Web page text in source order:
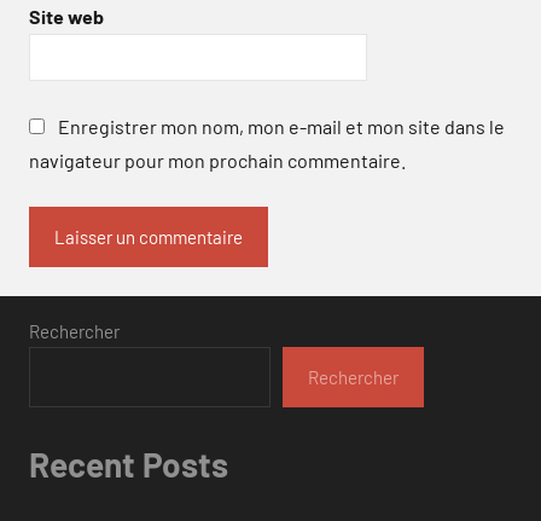
Site web
Enregistrer mon nom, mon e-mail et mon site dans le
navigateur pour mon prochain commentaire.
Rechercher
Rechercher
Recent Posts